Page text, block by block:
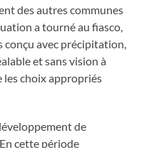
des autres communes
a tourné au fiasco,
avec précipitation,
et sans vision à
les choix appropriés
de
cette période